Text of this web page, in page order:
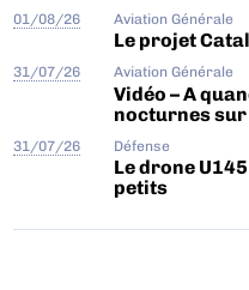
01/08/26 Aviation Générale
Le projet
31/07/26 Aviation Générale
Vidéo – A
nocturnes sur
31/07/26 Défense
Le drone
petits